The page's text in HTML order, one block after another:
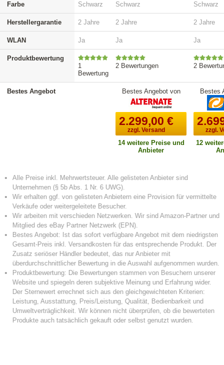
Farbe Schwarz Schwarz Schwarz
Herstellergarantie 2 Jahre 2 Jahre 2 Jahre
WLAN Ja Ja Ja
Produktbewertung
1
Bewertung
2 Bewertungen 2
Bestes Angebot Bestes Angebot von
2.299,00 €
zzgl. Versand
14 weitere Preise und
Anbieter
Bestes
zzgl.
12